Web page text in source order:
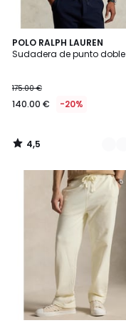
POLO RALPH LAUREN
Sudadera de punto doble
175.00 €
140.00 € -20%
4,5
/ 5
2
Colores
4,5
/